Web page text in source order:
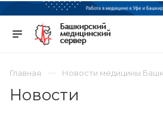
Главная Новости медицины
Новости